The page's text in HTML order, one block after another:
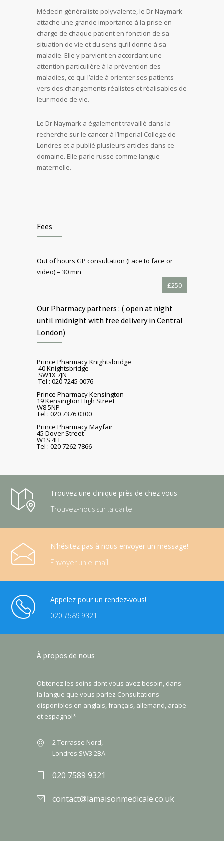
Médecin généraliste polyvalente, le Dr Naymark
attache une grande importance à la prise en
charge de chaque patient en fonction de sa
situation de vie et du sens qu’il donne à sa
maladie. Elle y parvient en accordant une
attention particulière à la prévention des
maladies, ce qui l’aide à orienter ses patients
vers des changements réalistes et réalisables de
leur mode de vie.
Le Dr Naymark a également travaillé dans la
recherche sur le cancer à l’Imperial College de
Londres et a publié plusieurs articles dans ce
domaine. Elle parle russe comme langue
maternelle.
Fees
Out of hours GP consultation (Face to face or
video) – 30 min
£250
Our Pharmacy partners : ( open at night
until midnight with free delivery in Central
London)
Prince Pharmacy Knightsbridge
40 Knightsbridge
SW1X 7JN
Tel : 020 7245 0076
Prince Pharmacy Kensington
19 Kensington High Street
W8 5NP
Tel : 020 7376 0300
Prince Pharmacy Mayfair
45 Dover Street
W1S 4FF
Tel : 020 7262 7866
Trouvez une clinique près de chez vous
Trouvez-nous sur la carte
N’hésitez pas à nous envoyer un message!
Envoyer un e-mail
Appelez pour un rendez-vous!
020 7589 9321
À propos de nous
Obtenez les soins dont vous avez besoin, dans
la langue que vous parlez Consultations
disponibles en anglais, français, allemand, arabe
et espagnol*
2 Terrasse Nord,
Londres SW3 2BA
020 7589 9321
contact@lamaisonmedicale.co.uk